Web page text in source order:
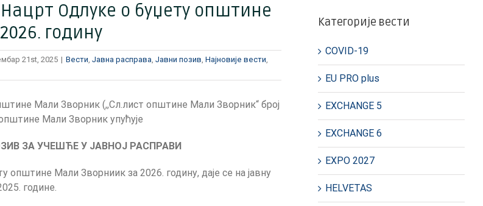
Одлуке о буџету општине
годину
21st, 2025 | Вести, Јавна расправа, Јавни позив, Најновије вести,
Мали Зворник (,,Сл.лист општине Мали Зворник“ број
Мали Зворник упућује
ЗА УЧЕШЋЕ У ЈАВНОЈ РАСПРАВИ
општине Мали Зворниик за 2026. годину, даје се на јавну
године.
Категорије вести
COVID-19
EU PRO plus
EXCHANGE 5
EXCHANGE 6
EXPO 2027
HELVETAS